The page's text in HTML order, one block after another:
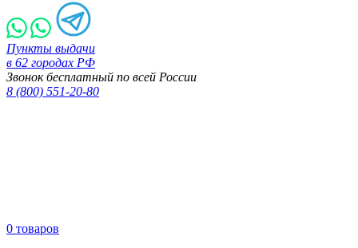
Пункты выдачи
в 62 городах РФ
Звонок бесплатный по всей России
8 (800) 551-20-80
0 товаров